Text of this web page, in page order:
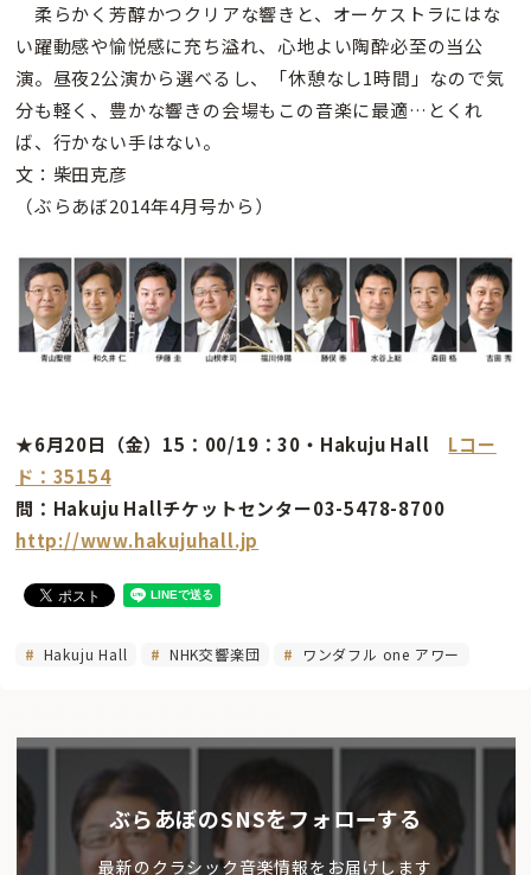
柔らかく芳醇かつクリアな響きと、オーケストラにはな
い躍動感や愉悦感に充ち溢れ、心地よい陶酔必至の当公
演。昼夜2公演から選べるし、「休憩なし1時間」なので気
分も軽く、豊かな響きの会場もこの音楽に最適…とくれ
ば、行かない手はない。
文：柴田克彦
（ぶらあぼ2014年4月号から）
★6月20日（金）15：00/19：30・Hakuju Hall Lコー
ド：35154
問：Hakuju Hallチケットセンター03-5478-8700
http://www.hakujuhall.jp
Hakuju Hall NHK交響楽団 ワンダフル one アワー
ぶらあぼのSNSをフォローする
最新のクラシック音楽情報をお届けします